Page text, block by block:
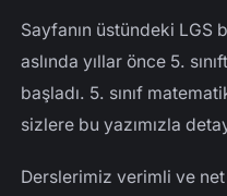
Sayfanın üstündeki LGS
aslında yıllar önce 5.
başladı. 5. sınıf
sizlere bu yazımızla
Derslerimiz verimli ve